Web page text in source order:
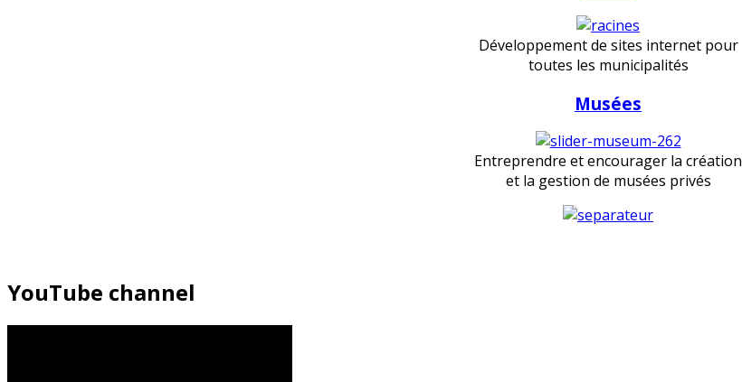
Développement de sites internet pour
toutes les municipalités
Musées
Entreprendre et encourager la création
et la gestion de musées privés
YouTube channel